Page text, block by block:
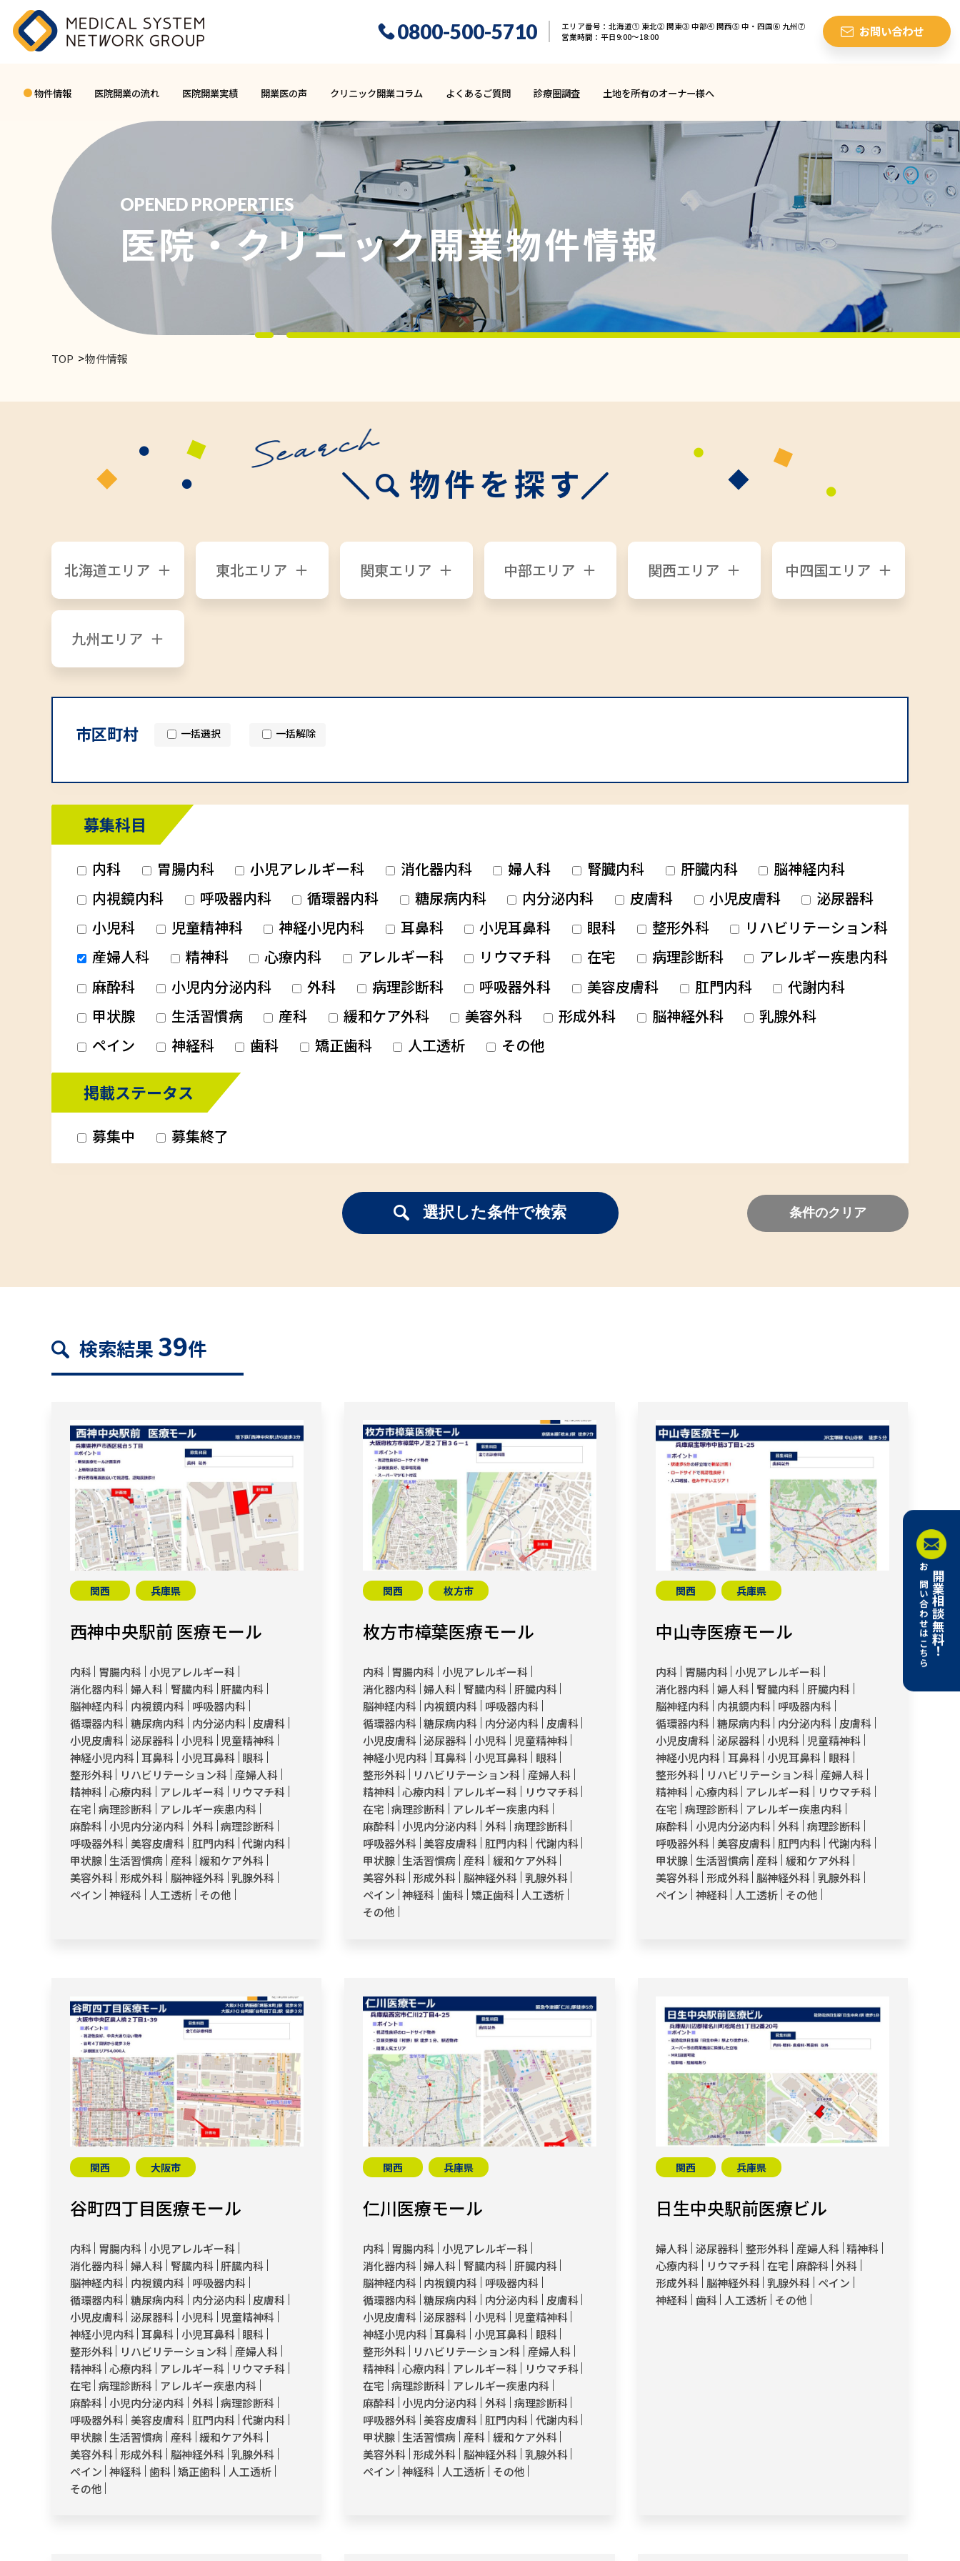
0800-500-5710
エリア番号：北海道① 東北② 関東③ 中部④ 関西⑤ 中・四国⑥ 九州⑦
営業時間：平日9:00〜18:00
お問い合わせ
物件情報 医院開業の流れ 医院開業実績 開業医の声 クリニック開業コラム よくあるご質問 診療圏調査 土地を所有のオーナー様へ
OPENED PROPERTIES
医院・クリニック開業物件情報
TOP 物件情報
物件を探す
北海道エリア 東北エリア 関東エリア 中部エリア 関西エリア 中四国エリア
九州エリア
市区町村 一括選択 一括解除
募集科目
内科 胃腸内科 小児アレルギー科 消化器内科 婦人科 腎臓内科 肝臓内科
脳神経内科
内視鏡内科
呼吸器内科 循環器内科 糖尿病内科 内分泌内科 皮膚科 小児皮膚科
泌尿器科
小児科
児童精神科 神経小児内科 耳鼻科 小児耳鼻科 眼科 整形外科
リハビリテーション科
産婦人科
精神科 心療内科 アレルギー科 リウマチ科 在宅 病理診断科
アレルギー疾患内科
麻酔科
小児内分泌内科 外科 病理診断科 呼吸器外科 美容皮膚科 肛門内科
代謝内科
甲状腺
生活習慣病 産科 緩和ケア外科 美容外科 形成外科 脳神経外科
乳腺外科
ペイン
神経科 歯科 矯正歯科 人工透析 その他
掲載ステータス
募集中 募集終了
選択した条件で検索 条件のクリア
検索結果 39件
関西 兵庫県
西神中央駅前 医療モール
内科 胃腸内科 小児アレルギー科
消化器内科 婦人科 腎臓内科 肝臓内科
脳神経内科 内視鏡内科 呼吸器内科
循環器内科 糖尿病内科 内分泌内科 皮膚科
小児皮膚科 泌尿器科 小児科 児童精神科
神経小児内科 耳鼻科 小児耳鼻科 眼科
整形外科
リハビリテーション科 産婦人科
精神科 心療内科 アレルギー科
リウマチ科
在宅 病理診断科 アレルギー疾患内科
麻酔科 小児内分泌内科 外科 病理診断科
呼吸器外科 美容皮膚科 肛門内科 代謝内科
甲状腺 生活習慣病 産科 緩和ケア外科
美容外科 形成外科 脳神経外科 乳腺外科
ペイン 神経科 人工透析 その他
関西 枚方市
枚方市樟葉医療モール
内科 胃腸内科 小児アレルギー科
消化器内科 婦人科 腎臓内科 肝臓内科
脳神経内科 内視鏡内科 呼吸器内科
循環器内科 糖尿病内科 内分泌内科 皮膚科
小児皮膚科 泌尿器科 小児科
児童精神科
神経小児内科 耳鼻科 小児耳鼻科 眼科
整形外科
リハビリテーション科 産婦人科
精神科 心療内科 アレルギー科
リウマチ科
在宅 病理診断科 アレルギー疾患内科
麻酔科 小児内分泌内科 外科 病理診断科
呼吸器外科 美容皮膚科 肛門内科 代謝内科
甲状腺 生活習慣病 産科 緩和ケア外科
美容外科 形成外科 脳神経外科 乳腺外科
ペイン 神経科 歯科 矯正歯科 人工透析
その他
関西 兵庫県
中山寺医療モール
内科 胃腸内科 小児アレルギー科
消化器内科 婦人科 腎臓内科 肝臓内科
脳神経内科 内視鏡内科 呼吸器内科
循環器内科 糖尿病内科 内分泌内科 皮膚科
小児皮膚科 泌尿器科 小児科
児童精神科
神経小児内科 耳鼻科 小児耳鼻科 眼科
整形外科
リハビリテーション科 産婦人科
精神科 心療内科 アレルギー科
リウマチ科
在宅 病理診断科 アレルギー疾患内科
麻酔科 小児内分泌内科 外科 病理診断科
呼吸器外科 美容皮膚科 肛門内科 代謝内科
甲状腺 生活習慣病 産科 緩和ケア外科
美容外科 形成外科 脳神経外科 乳腺外科
ペイン 神経科 人工透析 その他
関西 大阪市
谷町四丁目医療モール
内科 胃腸内科 小児アレルギー科
消化器内科 婦人科 腎臓内科 肝臓内科
脳神経内科 内視鏡内科 呼吸器内科
循環器内科 糖尿病内科 内分泌内科 皮膚科
小児皮膚科 泌尿器科 小児科 児童精神科
神経小児内科 耳鼻科 小児耳鼻科 眼科
整形外科
リハビリテーション科 産婦人科
精神科 心療内科 アレルギー科
リウマチ科
在宅 病理診断科 アレルギー疾患内科
麻酔科 小児内分泌内科 外科 病理診断科
呼吸器外科 美容皮膚科 肛門内科 代謝内科
甲状腺 生活習慣病 産科 緩和ケア外科
美容外科 形成外科 脳神経外科 乳腺外科
ペイン 神経科 歯科 矯正歯科
人工透析
その他
関西 兵庫県
仁川医療モール
内科 胃腸内科 小児アレルギー科
消化器内科 婦人科 腎臓内科 肝臓内科
脳神経内科 内視鏡内科 呼吸器内科
循環器内科 糖尿病内科 内分泌内科 皮膚科
小児皮膚科 泌尿器科 小児科
児童精神科
神経小児内科 耳鼻科 小児耳鼻科 眼科
整形外科
リハビリテーション科 産婦人科
精神科 心療内科 アレルギー科
リウマチ科
在宅 病理診断科 アレルギー疾患内科
麻酔科 小児内分泌内科 外科 病理診断科
呼吸器外科 美容皮膚科 肛門内科 代謝内科
甲状腺 生活習慣病 産科 緩和ケア外科
美容外科 形成外科 脳神経外科 乳腺外科
ペイン 神経科 人工透析 その他
関西 兵庫県
日生中央駅前医療ビル
婦人科 泌尿器科 整形外科 産婦人科 精神科
心療内科
リウマチ科 在宅 麻酔科 外科
形成外科 脳神経外科 乳腺外科 ペイン
神経科 歯科 人工透析 その他
開業相談無料！
お問い合わせはこちら